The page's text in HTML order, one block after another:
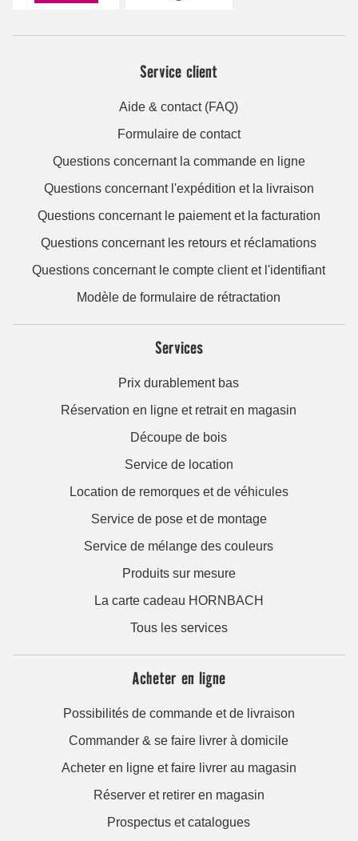
Service client
Aide & contact (FAQ)
Formulaire de contact
Questions concernant la commande en ligne
Questions concernant l'expédition et la livraison
Questions concernant le paiement et la facturation
Questions concernant les retours et réclamations
Questions concernant le compte client et l'identifiant
Modèle de formulaire de rétractation
Services
Prix durablement bas
Réservation en ligne et retrait en magasin
Découpe de bois
Service de location
Location de remorques et de véhicules
Service de pose et de montage
Service de mélange des couleurs
Produits sur mesure
La carte cadeau HORNBACH
Tous les services
Acheter en ligne
Possibilités de commande et de livraison
Commander & se faire livrer à domicile
Acheter en ligne et faire livrer au magasin
Réserver et retirer en magasin
Prospectus et catalogues